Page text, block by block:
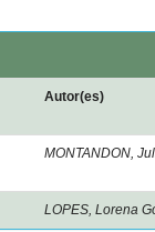
Autor(es)
MONTANDON,
LOPES, Lorena